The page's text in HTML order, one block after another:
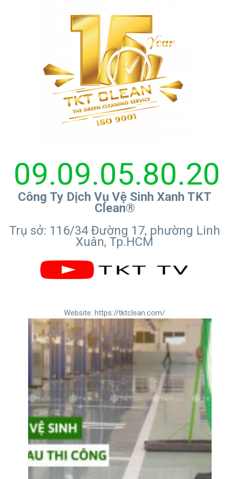
09.09.05.80.20
Công Ty Dịch Vụ Vệ Sinh Xanh TKT
Clean®
Trụ sở: 116/34 Đường 17, phường Linh
Xuân, Tp.HCM
Website: https://tktclean.com/